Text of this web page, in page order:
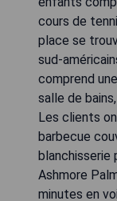
cours de
place se
sud-
comprend
salle de
Les clients
barbecue
blanchisserie
Ashmore
minutes en